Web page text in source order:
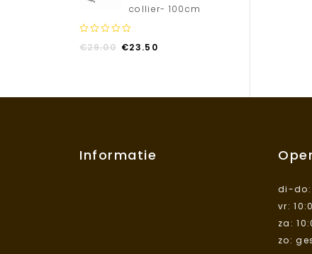
collier- 100cm
out
€29.00 €23.50
Informatie
di-do:
vr:
za:
zo: